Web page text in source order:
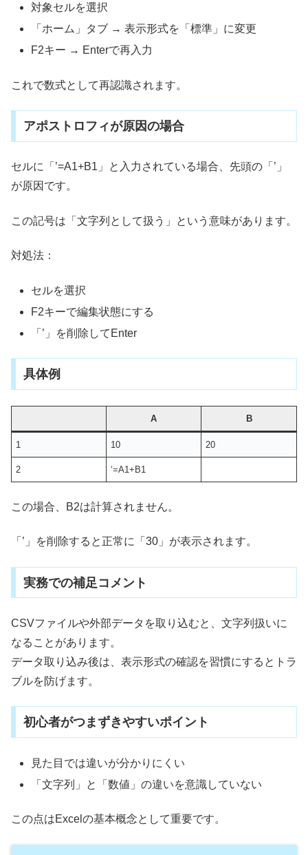
対象セルを選択
「ホーム」タブ → 表示形式を「標準」に変更
F2キー → Enterで再入力
これで数式として再認識されます。
アポストロフィが原因の場合
セルに「’=A1+B1」と入力されている場合、先頭の「’」
が原因です。
この記号は「文字列として扱う」という意味があります。
対処法：
セルを選択
F2キーで編集状態にする
「’」を削除してEnter
具体例
A B
1 10 20
2 ‘=A1+B1
この場合、B2は計算されません。
「’」を削除すると正常に「30」が表示されます。
実務での補足コメント
CSVファイルや外部データを取り込むと、文字列扱いに
なることがあります。
データ取り込み後は、表示形式の確認を習慣にするとトラ
ブルを防げます。
初心者がつまずきやすいポイント
見た目では違いが分かりにくい
「文字列」と「数値」の違いを意識していない
この点はExcelの基本概念として重要です。